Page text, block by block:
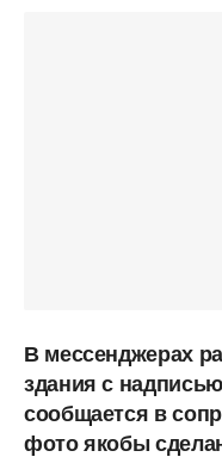
В мессенджерах
здания с
сообщается в
фото якобы